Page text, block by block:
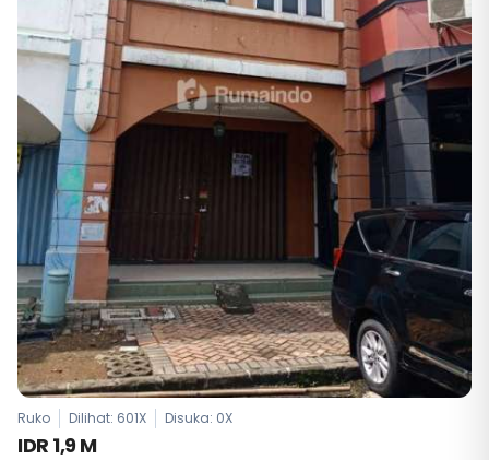
Ruko Dilihat: 601X Disuka: 0X
IDR 1,9 M